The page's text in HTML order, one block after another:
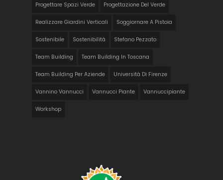
Progettare Spazi Verde Progettazione Del Verde
Realizzare Giardini Verticali Soggiornare A Pistoia
Sostenibile Sostenibilità Stefano Pezzato
Team Building Team Building In Toscana
Team Building Per Aziende Università Di Firenze
Vannino Vannucci Vannucci Piante Vannuccipiante
Workshop